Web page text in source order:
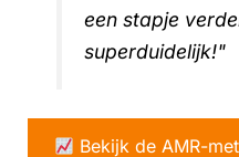
een stapje
superduidelijk!"
Bekijk de AMR-